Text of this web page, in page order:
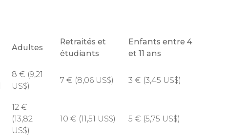
Adultes
Retraités et
étudiants
Enfants entre 4
et 11 ans
8 € (9,21
US$)
7 € (8,06 US$) 3 € (3,45 US$)
12 €
(13,82
US$)
10 € (11,51 US$) 5 € (5,75 US$)